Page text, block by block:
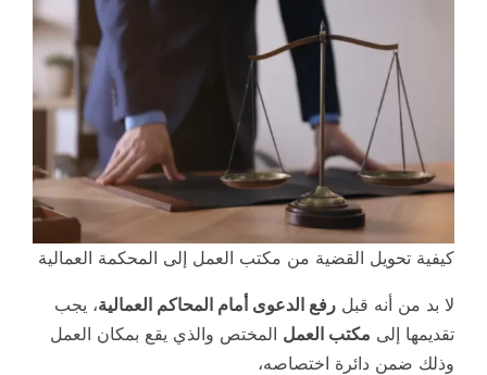
كيفية تحويل القضية من مكتب العمل إلى المحكمة العمالية
لا بد من أنه قبل رفع الدعوى أمام المحاكم العمالية، يجب
تقديمها إلى مكتب العمل المختص والذي يقع بمكان العمل
وذلك ضمن دائرة اختصاصه،